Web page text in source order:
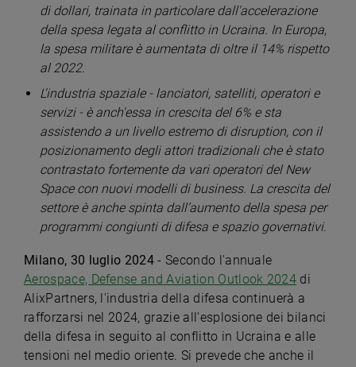
di dollari, trainata in particolare dall'accelerazione
della spesa legata al conflitto in Ucraina. In Europa,
la spesa militare è aumentata di oltre il 14% rispetto
al 2022.
L'industria spaziale - lanciatori, satelliti, operatori e
servizi - è anch'essa in crescita del 6% e sta
assistendo a un livello estremo di disruption, con il
posizionamento degli attori tradizionali che è stato
contrastato fortemente da vari operatori del New
Space con nuovi modelli di business. La crescita del
settore è anche spinta dall’aumento della spesa per
programmi congiunti di difesa e spazio governativi.
Milano, 30 luglio 2024 - Secondo l'annuale
Aerospace, Defense and Aviation Outlook 2024 di
AlixPartners, l'industria della difesa continuerà a
rafforzarsi nel 2024, grazie all'esplosione dei bilanci
della difesa in seguito al conflitto in Ucraina e alle
tensioni nel medio oriente. Si prevede che anche il